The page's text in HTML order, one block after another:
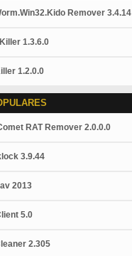
Remover 3.4.14
1.3.6.0
1.2.0.0
RAT Remover 2.0.0.0
3.9.44
2013
5.0
2.305